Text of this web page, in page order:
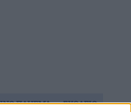
ΠΛΗΓΜΑ ΣΧΟΛΕΙΟ